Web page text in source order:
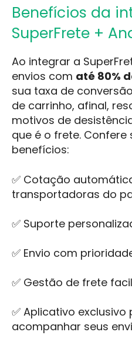
Benefícios da
SuperFrete +
Ao integrar a
envios com até 80%
sua taxa de
de carrinho, afinal,
motivos de
que é o frete. Confere
benefícios:
✅ Cotação
transportadoras do
✅ Suporte
✅ Envio com
✅ Gestão de frete
✅ Aplicativo
acompanhar seus